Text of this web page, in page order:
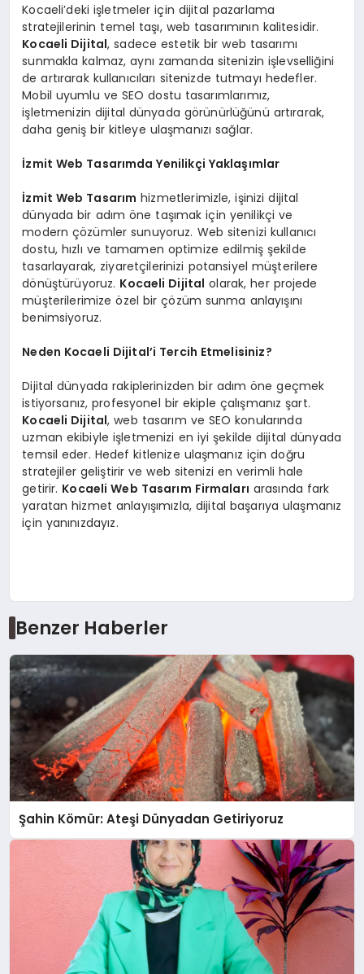
Kocaeli’deki işletmeler için dijital pazarlama
stratejilerinin temel taşı, web tasarımının kalitesidir.
Kocaeli Dijital, sadece estetik bir web tasarımı
sunmakla kalmaz, aynı zamanda sitenizin işlevselliğini
de artırarak kullanıcıları sitenizde tutmayı hedefler.
Mobil uyumlu ve SEO dostu tasarımlarımız,
işletmenizin dijital dünyada görünürlüğünü artırarak,
daha geniş bir kitleye ulaşmanızı sağlar.
İzmit Web Tasarımda Yenilikçi Yaklaşımlar
İzmit Web Tasarım hizmetlerimizle, işinizi dijital
dünyada bir adım öne taşımak için yenilikçi ve
modern çözümler sunuyoruz. Web sitenizi kullanıcı
dostu, hızlı ve tamamen optimize edilmiş şekilde
tasarlayarak, ziyaretçilerinizi potansiyel müşterilere
dönüştürüyoruz. Kocaeli Dijital olarak, her projede
müşterilerimize özel bir çözüm sunma anlayışını
benimsiyoruz.
Neden Kocaeli Dijital’i Tercih Etmelisiniz?
Dijital dünyada rakiplerinizden bir adım öne geçmek
istiyorsanız, profesyonel bir ekiple çalışmanız şart.
Kocaeli Dijital, web tasarım ve SEO konularında
uzman ekibiyle işletmenizi en iyi şekilde dijital dünyada
temsil eder. Hedef kitlenize ulaşmanız için doğru
stratejiler geliştirir ve web sitenizi en verimli hale
getirir. Kocaeli Web Tasarım Firmaları arasında fark
yaratan hizmet anlayışımızla, dijital başarıya ulaşmanız
için yanınızdayız.
Benzer Haberler
Şahin Kömür: Ateşi Dünyadan Getiriyoruz